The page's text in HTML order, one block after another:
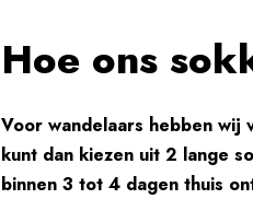
Hoe ons
Voor wandelaars hebben wij
kunt dan kiezen uit 2 lange
binnen 3 tot 4 dagen thuis